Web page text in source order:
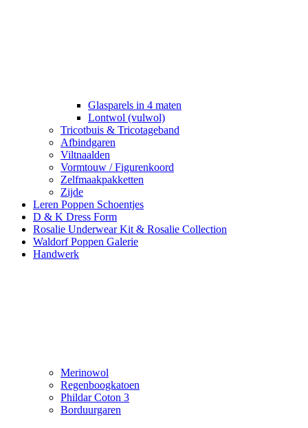
Glasparels in 4 maten
Lontwol (vulwol)
Tricotbuis & Tricotageband
Afbindgaren
Viltnaalden
Vormtouw / Figurenkoord
Zelfmaakpakketten
Zijde
Leren Poppen Schoentjes
D & K Dress Form
Rosalie Underwear Kit & Rosalie Collection
Waldorf Poppen Galerie
Handwerk
Merinowol
Regenboogkatoen
Phildar Coton 3
Borduurgaren